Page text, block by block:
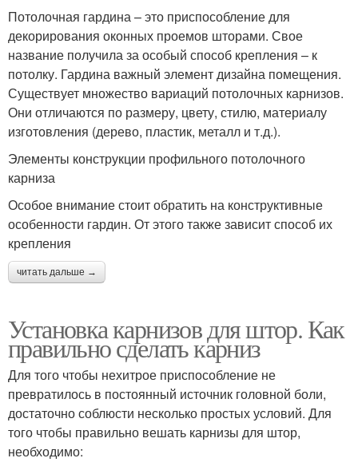
Потолочная гардина – это приспособление для
декорирования оконных проемов шторами. Свое
название получила за особый способ крепления – к
потолку. Гардина важный элемент дизайна помещения.
Существует множество вариаций потолочных карнизов.
Они отличаются по размеру, цвету, стилю, материалу
изготовления (дерево, пластик, металл и т.д.).
Элементы конструкции профильного потолочного
карниза
Особое внимание стоит обратить на конструктивные
особенности гардин. От этого также зависит способ их
крепления
читать дальше →
Установка карнизов для штор. Как
правильно сделать карниз
Для того чтобы нехитрое приспособление не
превратилось в постоянный источник головной боли,
достаточно соблюсти несколько простых условий. Для
того чтобы правильно вешать карнизы для штор,
необходимо: